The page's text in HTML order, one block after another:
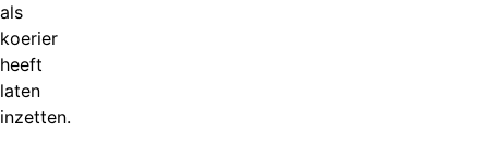
als
koerier
heeft
laten
inzetten.